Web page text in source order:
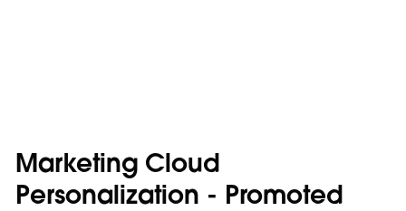
Marketing Cloud
Personalization - Promoted